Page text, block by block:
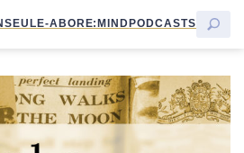
EULE-ABORE:MINDPODCASTS